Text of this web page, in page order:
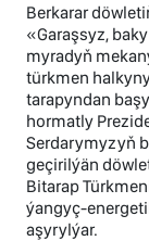
Berkarar
«Garaşsyz,
myradyň
türkmen
tarapyndan
hormatly
Serdarymyzyň
geçirilýän
Bitarap
ýangyç-
aşyrylýar.